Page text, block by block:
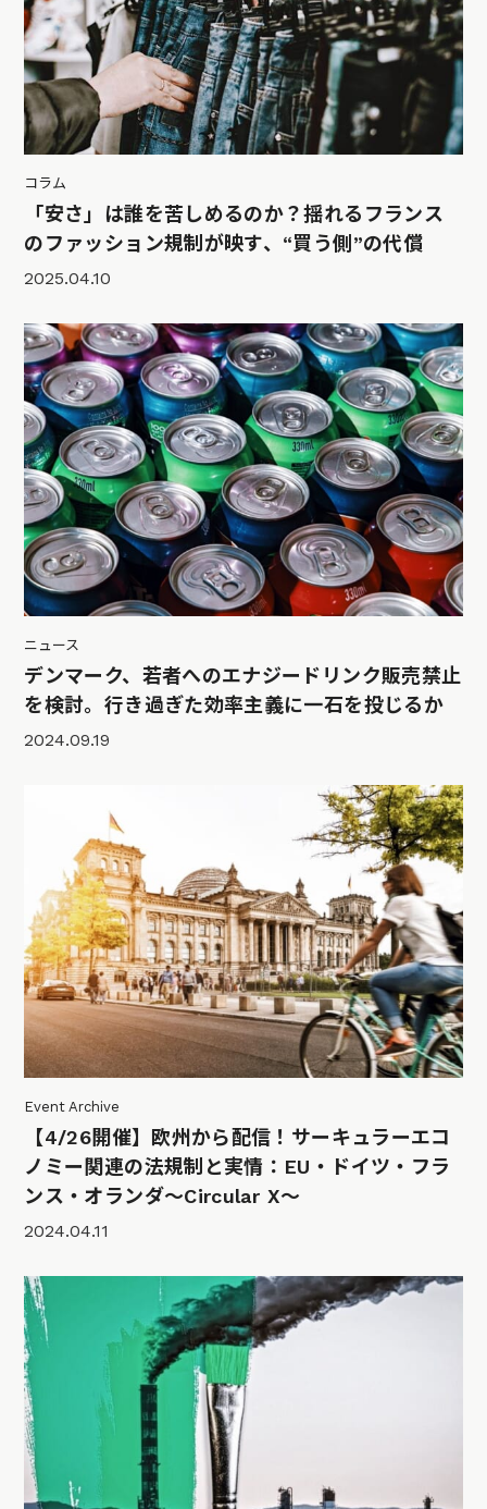
コラム
「安さ」は誰を苦しめるのか？揺れるフランス
のファッション規制が映す、“買う側”の代償
2025.04.10
ニュース
デンマーク、若者へのエナジードリンク販売禁止
を検討。行き過ぎた効率主義に一石を投じるか
2024.09.19
Event Archive
【4/26開催】欧州から配信！サーキュラーエコ
ノミー関連の法規制と実情：EU・ドイツ・フラ
ンス・オランダ〜Circular X〜
2024.04.11